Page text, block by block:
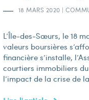
18 MARS 2020 |
L’Île-des-Sœurs, le 18
valeurs boursières
financière s’installe,
courtiers immobiliers
l’impact de la crise de